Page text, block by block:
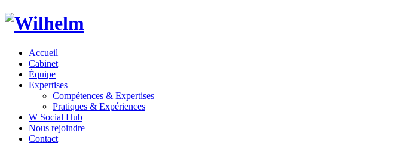
Accueil
Cabinet
Équipe
Expertises
Compétences & Expertises
Pratiques & Expériences
W Social Hub
Nous rejoindre
Contact